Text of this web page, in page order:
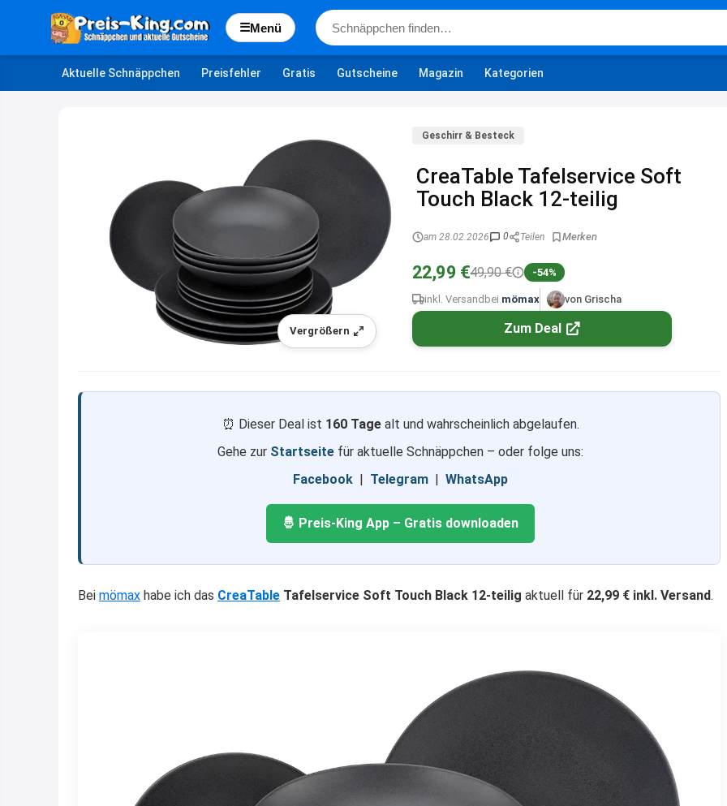
☰Menü
Aktuelle Schnäppchen Preisfehler Gratis Gutscheine Magazin Kategorien
Vergrößern
Geschirr & Besteck
CreaTable Tafelservice Soft
Touch Black 12-teilig
am 28.02.2026 0 Teilen
22,99 €49,90 € -54%
inkl. Versand bei mömax von Grischa
Zum Deal
⏰ Dieser Deal ist 160 Tagealt und wahrscheinlich abgelaufen.
Gehe zur Startseite für aktuelle Schnäppchen – oder folge uns:
Facebook | Telegram | WhatsApp
🤴 Preis-King App – Gratis downloaden
Bei mömax habe ich das CreaTable Tafelservice Soft Touch Black 12-teilig aktuell für 22,99 € inkl. Versand.